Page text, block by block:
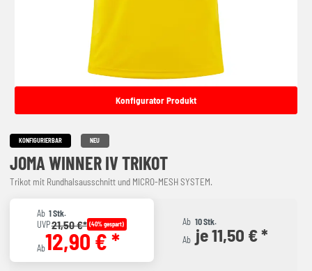
Konfigurator Produkt
KONFIGURIERBAR NEU
JOMA WINNER IV TRIKOT
Trikot mit Rundhalsausschnitt und MICRO-MESH SYSTEM.
Ab 1 Stk.
UVP21,50 €* (40% gespart)
Ab12,90 € *
Ab 10 Stk.
Ab je 11,50 € *